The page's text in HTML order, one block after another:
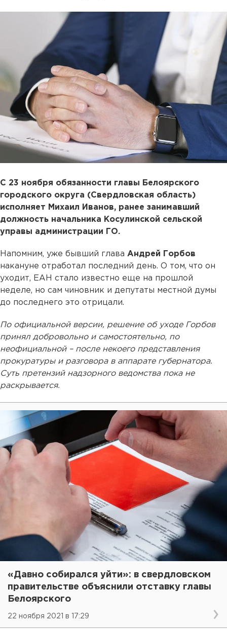
С 23 ноября обязанности главы Белоярского
городского округа (Свердловская область)
исполняет Михаил Иванов, ранее занимавший
должность начальника Косулинской сельской
управы администрации ГО.
Напомним, уже бывший глава Андрей Горбов
накануне отработал последний день. О том, что он
уходит, ЕАН стало известно еще на прошлой
неделе, но сам чиновник и депутаты местной думы
до последнего это отрицали.
По официальной версии, решение об уходе Горбов
принял добровольно и самостоятельно, по
неофициальной – после некоего представления
прокуратуры и разговора в аппарате губернатора.
Суть претензий надзорного ведомства пока не
раскрывается.
«Давно собирался уйти»: в свердловском
правительстве объяснили отставку главы
Белоярского
22 ноября 2021 в 17:29